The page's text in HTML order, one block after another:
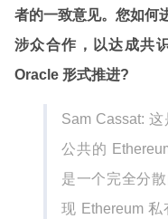
者的一致意见。您如何
涉众合作，以达成共
Oracle 形式推进?
Sam Cassat:
公共的
是一个完全分
现 Ethereum